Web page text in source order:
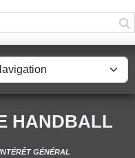
HANDBALL
GÉNÉRAL